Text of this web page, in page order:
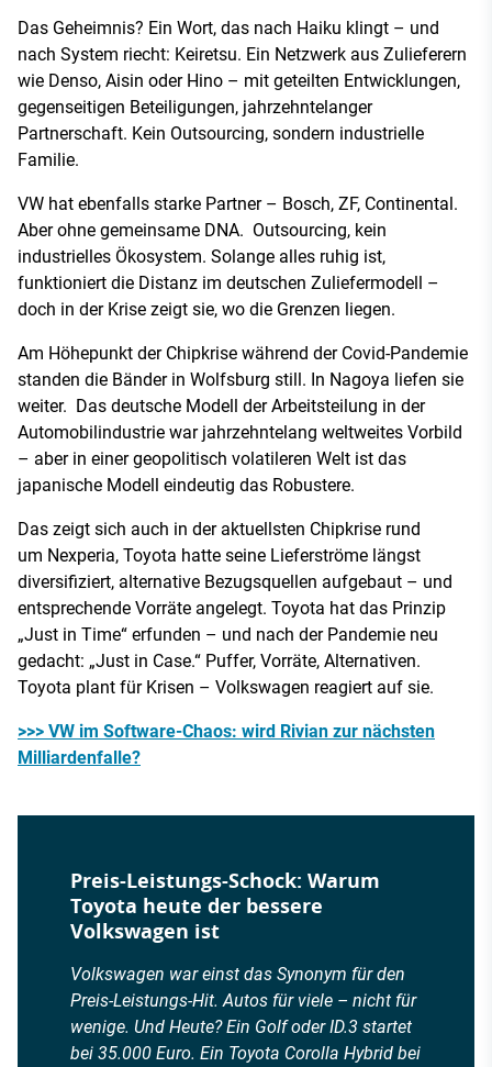
Das Geheimnis? Ein Wort, das nach Haiku klingt – und
nach System riecht: Keiretsu. Ein Netzwerk aus Zulieferern
wie Denso, Aisin oder Hino – mit geteilten Entwicklungen,
gegenseitigen Beteiligungen, jahrzehntelanger
Partnerschaft. Kein Outsourcing, sondern industrielle
Familie.
VW hat ebenfalls starke Partner – Bosch, ZF, Continental.
Aber ohne gemeinsame DNA. Outsourcing, kein
industrielles Ökosystem. Solange alles ruhig ist,
funktioniert die Distanz im deutschen Zuliefermodell –
doch in der Krise zeigt sie, wo die Grenzen liegen.
Am Höhepunkt der Chipkrise während der Covid-Pandemie
standen die Bänder in Wolfsburg still. In Nagoya liefen sie
weiter. Das deutsche Modell der Arbeitsteilung in der
Automobilindustrie war jahrzehntelang weltweites Vorbild
– aber in einer geopolitisch volatileren Welt ist das
japanische Modell eindeutig das Robustere.
Das zeigt sich auch in der aktuellsten Chipkrise rund
um Nexperia, Toyota hatte seine Lieferströme längst
diversifiziert, alternative Bezugsquellen aufgebaut – und
entsprechende Vorräte angelegt. Toyota hat das Prinzip
„Just in Time“ erfunden – und nach der Pandemie neu
gedacht: „Just in Case.“ Puffer, Vorräte, Alternativen.
Toyota plant für Krisen – Volkswagen reagiert auf sie.
>>> VW im Software-Chaos: wird Rivian zur nächsten
Milliardenfalle?
Preis-Leistungs-Schock: Warum
Toyota heute der bessere
Volkswagen ist
Volkswagen war einst das Synonym für den
Preis-Leistungs-Hit. Autos für viele – nicht für
wenige. Und Heute? Ein Golf oder ID.3 startet
bei 35.000 Euro. Ein Toyota Corolla Hybrid bei